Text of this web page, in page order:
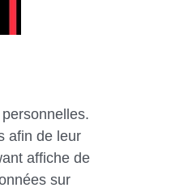
afin de leur
affiche de
sur